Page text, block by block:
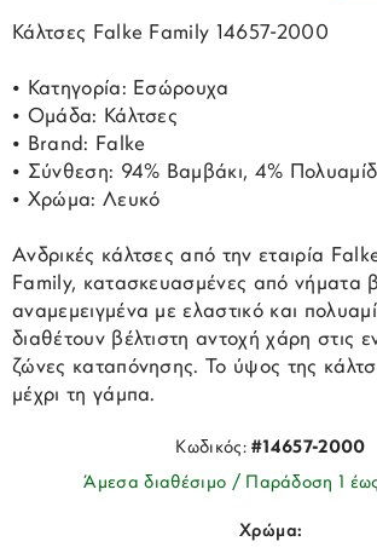
Κάλτσες Falke Family 14657-2000
• Κατηγορία: Εσώρουχα
• Ομάδα: Κάλτσες
• Brand: Falke
• Σύνθεση: 94% Βαμβάκι, 4%
• Χρώμα: Λευκό
Ανδρικές κάλτσες από την εταιρία
Family, κατασκευασμένες από νήματα
αναμεμειγμένα με ελαστικό και
διαθέτουν βέλτιστη αντοχή χάρη στις
ζώνες καταπόνησης. Το ύψος της
μέχρι τη γάμπα.
Κωδικός:#14657-2000
Άμεσα διαθέσιμο / Παράδοση 1
Χρώμα: